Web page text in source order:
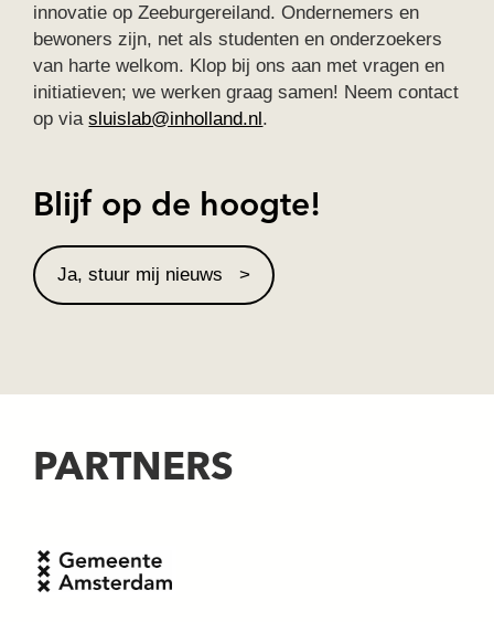
innovatie op Zeeburgereiland. Ondernemers en
bewoners zijn, net als studenten en onderzoekers
van harte welkom. Klop bij ons aan met vragen en
initiatieven; we werken graag samen! Neem contact
op viasluislab@inholland.nl.
Blijf op de hoogte!
Ja, stuur mij nieuws
PARTNERS